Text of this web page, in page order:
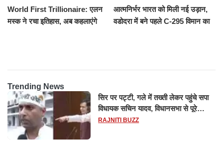
World First Trillionaire: एलन
मस्क ने रचा इतिहास, अब कहलाएंगे
आत्मनिर्भर भारत को मिली नई उड़ान,
वडोदरा में बने पहले C-295 विमान का
Trending News
सिर पर पट्टी, गले में तख्ती लेकर पहुंचे सपा
विधायक सचिन यादव, विधानसभा से पूरे
मानसून सत्र के लिए किया गया निलंबित
RAJNITI BUZZ